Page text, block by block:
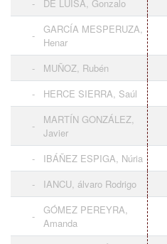
- DE LUISA, Gonzalo
-
GARCÍA MESPERUZA,
Henar
- MUÑOZ, Rubén
-
HERCE SIERRA, Saúl
-
MARTÍN GONZÁLEZ,
Javier
- IBÁÑEZ ESPIGA, Núria
-
IANCU, álvaro Rodrigo
-
GÓMEZ PEREYRA,
Amanda